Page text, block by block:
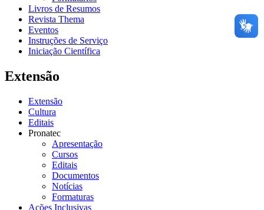
Livros de Resumos
Revista Thema
Eventos
Instruções de Serviço
Iniciação Científica
Extensão
Extensão
Cultura
Editais
Pronatec
Apresentação
Cursos
Editais
Documentos
Notícias
Formaturas
Ações Inclusivas